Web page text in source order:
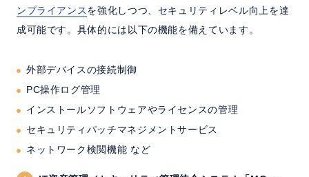
ンプライアンスを強化しつつ、セキュリティレベル向上を達
成可能です。具体的には以下の機能を備えています。
外部デバイスの接続制御
PC操作ログ管理
インストールソフトウェアやライセンスの管理
セキュリティパッチマネジメントサービス
ネットワーク検閲機能 など